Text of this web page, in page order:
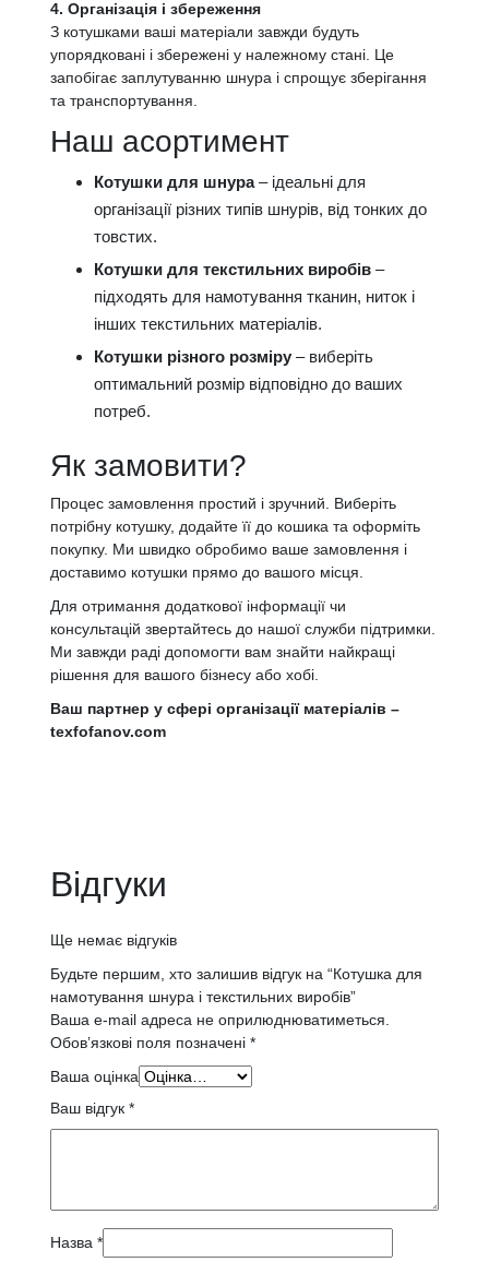
4. Організація і збереження
З котушками ваші матеріали завжди будуть
упорядковані і збережені у належному стані. Це
запобігає заплутуванню шнура і спрощує зберігання
та транспортування.
Наш асортимент
Котушки для шнура– ідеальні для
організації різних типів шнурів, від тонких до
товстих.
Котушки для текстильних виробів –
підходять для намотування тканин, ниток і
інших текстильних матеріалів.
Котушки різного розміру – виберіть
оптимальний розмір відповідно до ваших
потреб.
Як замовити?
Процес замовлення простий і зручний. Виберіть
потрібну котушку, додайте її до кошика та оформіть
покупку. Ми швидко обробимо ваше замовлення і
доставимо котушки прямо до вашого місця.
Для отримання додаткової інформації чи
консультацій звертайтесь до нашої служби підтримки.
Ми завжди раді допомогти вам знайти найкращі
рішення для вашого бізнесу або хобі.
Ваш партнер у сфері організації матеріалів –
texfofanov.com
Відгуки
Ще немає відгуків
Будьте першим, хто залишив відгук на “Котушка для
намотування шнура і текстильних виробів”
Ваша e-mail адреса не оприлюднюватиметься.
Обов’язкові поля позначені *
Ваша оцінка
Ваш відгук *
Назва *